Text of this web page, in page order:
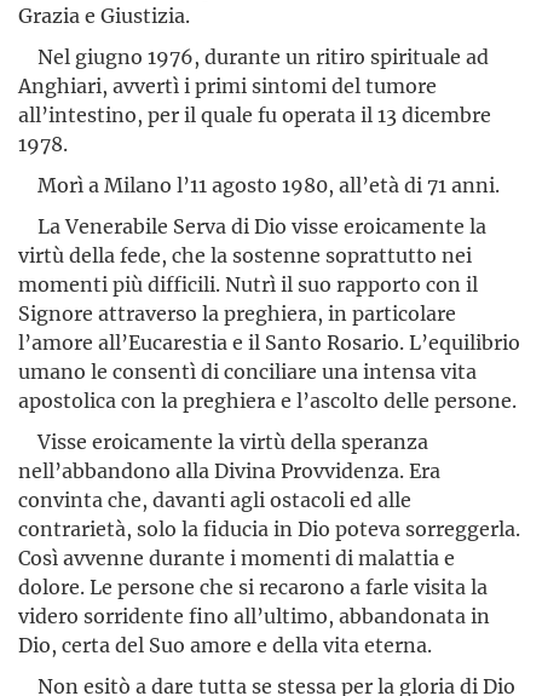
Grazia e Giustizia.
Nel giugno 1976, durante un ritiro spirituale ad
Anghiari, avvertì i primi sintomi del tumore
all’intestino, per il quale fu operata il 13 dicembre
1978.
Morì a Milano l’11 agosto 1980, all’età di 71 anni.
La Venerabile Serva di Dio visse eroicamente la
virtù della fede, che la sostenne soprattutto nei
momenti più difficili. Nutrì il suo rapporto con il
Signore attraverso la preghiera, in particolare
l’amore all’Eucarestia e il Santo Rosario. L’equilibrio
umano le consentì di conciliare una intensa vita
apostolica con la preghiera e l’ascolto delle persone.
Visse eroicamente la virtù della speranza
nell’abbandono alla Divina Provvidenza. Era
convinta che, davanti agli ostacoli ed alle
contrarietà, solo la fiducia in Dio poteva sorreggerla.
Così avvenne durante i momenti di malattia e
dolore. Le persone che si recarono a farle visita la
videro sorridente fino all’ultimo, abbandonata in
Dio, certa del Suo amore e della vita eterna.
Non esitò a dare tutta se stessa per la gloria di Dio